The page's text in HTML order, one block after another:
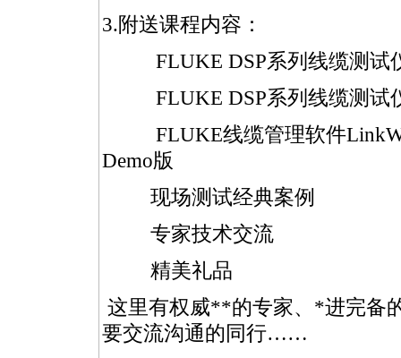
3.附送课程内容：
FLUKE DSP系列线缆测试
FLUKE DSP系列线缆测试
FLUKE线缆管理软件
Demo版
现场测试经典案例
专家技术交流
精美礼品
这里有权威**的专家、 *进完备
要交流沟通的同行……